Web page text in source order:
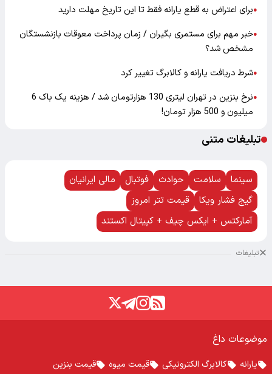
●برای اعتراض به قطع یارانه فقط تا این تاریخ مهلت دارید
●خبر مهم برای مستمری بگیران / زمان پرداخت معوقات بازنشستگان
مشخص شد؟
●شرط دریافت یارانه و کالابرگ تغییر کرد
●
نرخ بنزین در تهران لیتری 130 هزارتومان شد / هزینه یک باک 6
میلیون و 500 هزار تومان!
تبلیغات متنی
سینما سلامت حوادث فوتبال
مالی ایرانیان
گیج فشار ویکا
قیمت تتر امروز
آمارکتس + ایکس چیف + کپیتال اکستند
تبلیغات
موضوعات داغ
یارانه کالابرگ الکترونیکی قیمت میوه قیمت بنزین